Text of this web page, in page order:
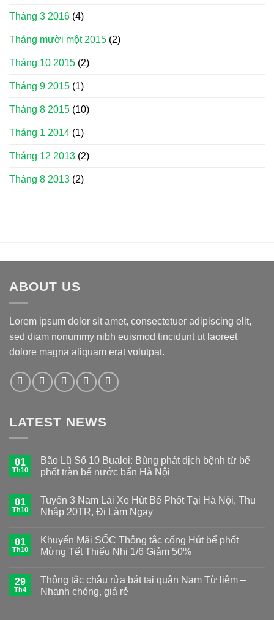
Tháng 3 2016 (4)
Tháng mười một 2015 (2)
Tháng 10 2015 (2)
Tháng 9 2015 (1)
Tháng 8 2015 (10)
Tháng 1 2014 (1)
Tháng 12 2013 (2)
Tháng 8 2013 (2)
ABOUT US
Lorem ipsum dolor sit amet, consectetuer adipiscing elit,
sed diam nonummy nibh euismod tincidunt ut laoreet
dolore magna aliquam erat volutpat.
LATEST NEWS
01
Th10
Bão Lũ Số 10 Bualoi: Bùng phát dịch bệnh từ bể
phốt tràn bể nước bẩn Hà Nội
01
Th10
Tuyển 3 Nam Lái Xe Hút Bể Phốt Tại Hà Nội, Thu
Nhập 20TR, Đi Làm Ngay
01
Th10
Khuyến Mãi SỐC Thông tắc cống Hút bể phốt
Mừng Tết Thiếu Nhi 1/6 Giảm 50%
29
Th4
Thông tắc chậu rửa bát tại quận Nam Từ liêm –
Nhanh chóng, giá rẻ